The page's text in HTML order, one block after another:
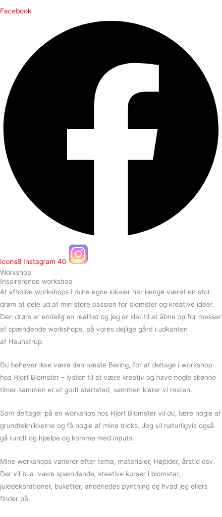
Facebook
Icons8 Instagram 40
Workshop
Inspirerende workshop
At afholde workshops i mine egne lokaler har længe været en stor
drøm at dele ud af min store passion for blomster og kreative ideer.
Den drøm er endelig en realitet og jeg er klar til at åbne op for masser
af spændende workshops, på vores dejlige gård i udkanten
af Haunstrup.
Du behøver ikke være den næste Bering, for at deltage i workshop
hos Hjort Blomster – lysten til at være kreativ og have nogle skønne
timer sammen er et godt startsted, sammen klarer vi resten.
Som deltager på en workshop hos Hjort Blomster vil du, lære nogle af
grundteknikkerne og få nogle af mine tricks. Jeg vil naturligvis også
gå rundt og hjælpe og komme med inputs.
Mine workshops varierer efter tema, materialer, Højtider, årstid osv.
Der vil bl.a. være spændende, kreative kurser i blomster,
juledekorationer, buketter, anderledes pyntning og hvad jeg ellers
finder på.